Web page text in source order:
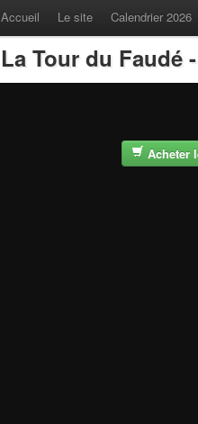
Accueil Le site Calendrier 2026
La Tour du Faudé
Acheter